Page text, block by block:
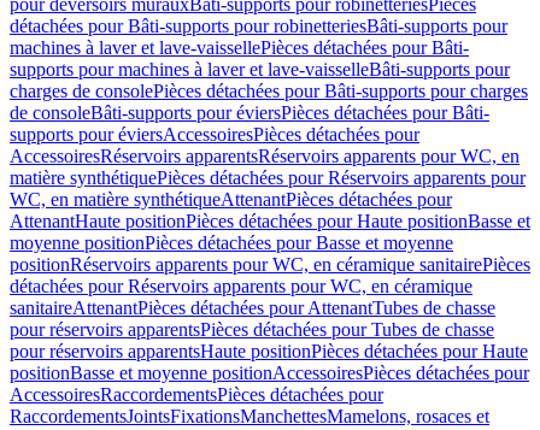
pour déversoirs murauxBâti-supports pour robinetteriesPièces
détachées pour Bâti-supports pour robinetteriesBâti-supports pour
machines à laver et lave-vaissellePièces détachées pour Bâti-
supports pour machines à laver et lave-vaisselleBâti-supports pour
charges de consolePièces détachées pour Bâti-supports pour charges
de consoleBâti-supports pour éviersPièces détachées pour Bâti-
supports pour éviersAccessoiresPièces détachées pour
AccessoiresRéservoirs apparentsRéservoirs apparents pour WC, en
matière synthétiquePièces détachées pour Réservoirs apparents pour
WC, en matière synthétiqueAttenantPièces détachées pour
AttenantHaute positionPièces détachées pour Haute positionBasse et
moyenne positionPièces détachées pour Basse et moyenne
positionRéservoirs apparents pour WC, en céramique sanitairePièces
détachées pour Réservoirs apparents pour WC, en céramique
sanitaireAttenantPièces détachées pour AttenantTubes de chasse
pour réservoirs apparentsPièces détachées pour Tubes de chasse
pour réservoirs apparentsHaute positionPièces détachées pour Haute
positionBasse et moyenne positionAccessoiresPièces détachées pour
AccessoiresRaccordementsPièces détachées pour
RaccordementsJointsFixationsManchettesMamelons, rosaces et